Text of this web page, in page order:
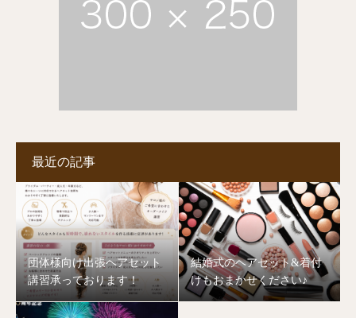
最近の記事
団体様向け出張ヘアセット
講習承っております！
結婚式のヘアセット&着付
けもおまかせください♪